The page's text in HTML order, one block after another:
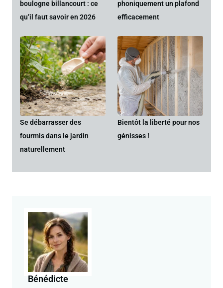
boulogne billancourt : ce
qu’il faut savoir en 2026
phoniquement un plafond
efficacement
Se débarrasser des
fourmis dans le jardin
naturellement
Bientôt la liberté pour nos
génisses !
Bénédicte